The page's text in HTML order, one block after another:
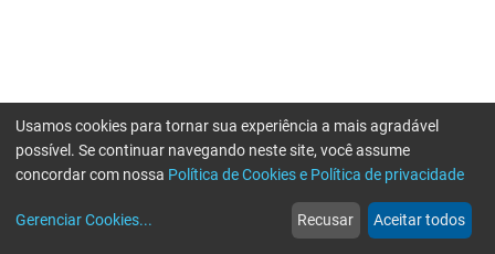
web
Notícias
more_horiz
Mais
Usamos cookies para tornar sua experiência a mais agradável
possível. Se continuar navegando neste site, você assume
concordar com nossa Política de Cookies e Política de privacidade
Gerenciar Cookies... Recusar Aceitar todos
Erro ao enviar informações, por favor tente novamente